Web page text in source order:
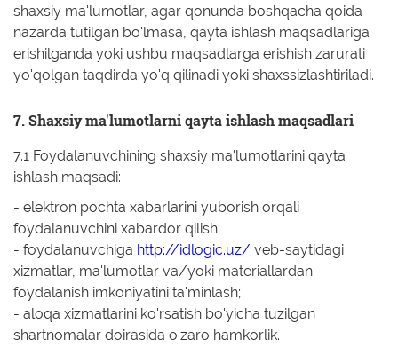
shaxsiy ma'lumotlar, agar qonunda boshqacha qoida
nazarda tutilgan bo'lmasa, qayta ishlash maqsadlariga
erishilganda yoki ushbu maqsadlarga erishish zarurati
yo'qolgan taqdirda yo'q qilinadi yoki shaxssizlashtiriladi.
7. Shaxsiy ma'lumotlarni qayta ishlash maqsadlari
7.1 Foydalanuvchining shaxsiy ma'lumotlarini qayta
ishlash maqsadi:
- elektron pochta xabarlarini yuborish orqali
foydalanuvchini xabardor qilish;
- foydalanuvchiga http://idlogic.uz/ veb-saytidagi
xizmatlar, ma'lumotlar va/yoki materiallardan
foydalanish imkoniyatini ta'minlash;
- aloqa xizmatlarini ko'rsatish bo'yicha tuzilgan
shartnomalar doirasida o'zaro hamkorlik.